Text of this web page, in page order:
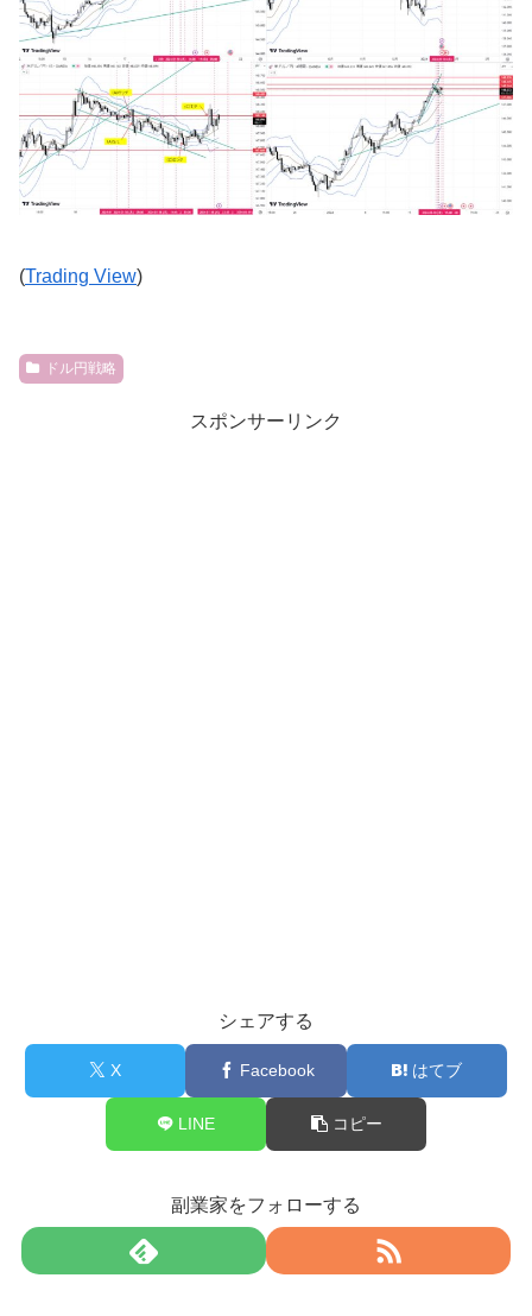
(Trading View)
ドル円戦略
スポンサーリンク
シェアする
X Facebook はてブ
LINE コピー
副業家をフォローする